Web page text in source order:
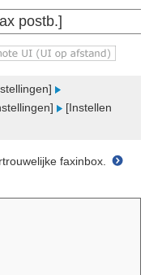
postb.]
[Instellen
faxinbox.